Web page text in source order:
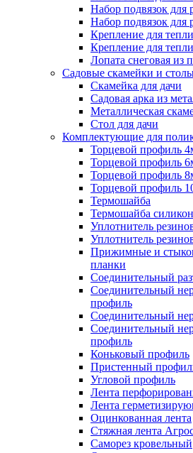
Набор подвязок для
Набор подвязок для
Крепление для
Крепление для
Лопата снеговая из
Садовые скамейки и
Скамейка для дачи
Садовая арка из
Металлическая
Стол для дачи
Комплектующие для
Торцевой профиль
Торцевой профиль
Торцевой профиль
Торцевой профиль
Термошайба
Термошайба
Уплотнитель
Уплотнитель
Прижимные и
планки
Соединительный
Соединительный
профиль
Соединительный
Соединительный
профиль
Коньковый профиль
Пристенный
Угловой профиль
Лента
Лента
Оцинкованная лента
Стяжная лента
Саморез кровельный